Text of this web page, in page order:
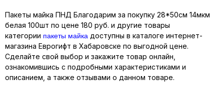
Пакеты майка ПНД Благодарим за покупку 28*50см 14мкм
белая 100шт по цене 180 руб. и другие товары
категории пакеты майка доступны в каталоге интернет-
магазина Еврогифт в Хабаровске по выгодной цене.
Сделайте свой выбор и закажите товар онлайн,
ознакомившись с подробными характеристиками и
описанием, а также отзывами о данном товаре.